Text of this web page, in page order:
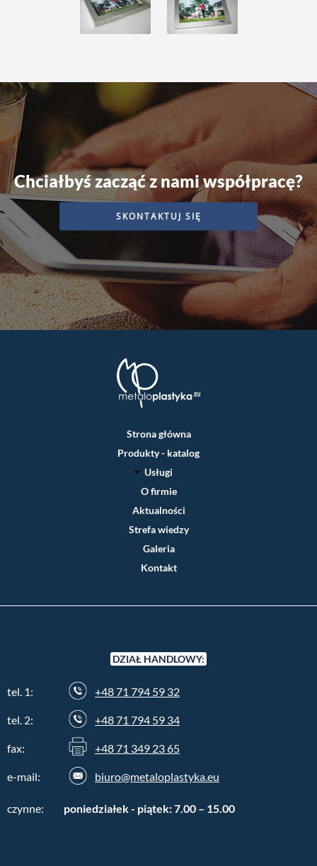
Chciałbyś zacząć z nami współpracę?
SKONTAKTUJ SIĘ
Główna
nawigacja
Strona główna
Produkty - katalog
Usługi
O firmie
Aktualności
Strefa wiedzy
Galeria
Kontakt
DZIAŁ HANDLOWY:
tel. 1: +48 71 794 59 32
tel. 2: +48 71 794 59 34
fax: +48 71 349 23 65
e-mail: biuro@metaloplastyka.eu
czynne: poniedziałek - piątek: 7.00 – 15.00